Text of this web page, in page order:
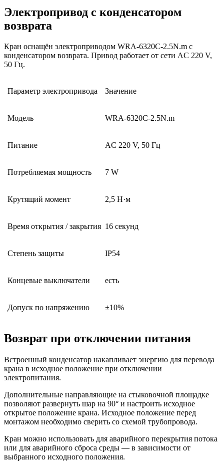
Электропривод с конденсатором
возврата
Кран оснащён электроприводом WRA-6320С-2.5N.m с
конденсатором возврата. Привод работает от сети AC 220 V,
50 Гц.
Параметр электропривода Значение
Модель WRA-6320С-2.5N.m
Питание AC 220 V, 50 Гц
Потребляемая мощность 7 W
Крутящий момент 2,5 Н·м
Время открытия / закрытия 16 секунд
Степень защиты IP54
Концевые выключатели есть
Допуск по напряжению ±10%
Возврат при отключении питания
Встроенный конденсатор накапливает энергию для перевода
крана в исходное положение при отключении
электропитания.
Дополнительные направляющие на стыковочной площадке
позволяют развернуть шар на 90° и настроить исходное
открытое положение крана. Исходное положение перед
монтажом необходимо сверить со схемой трубопровода.
Кран можно использовать для аварийного перекрытия потока
или для аварийного сброса среды — в зависимости от
выбранного исходного положения.